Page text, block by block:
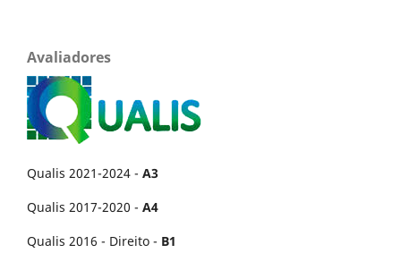
Avaliadores
Qualis 2021-2024 - A3
Qualis 2017-2020 - A4
Qualis 2016 - Direito - B1